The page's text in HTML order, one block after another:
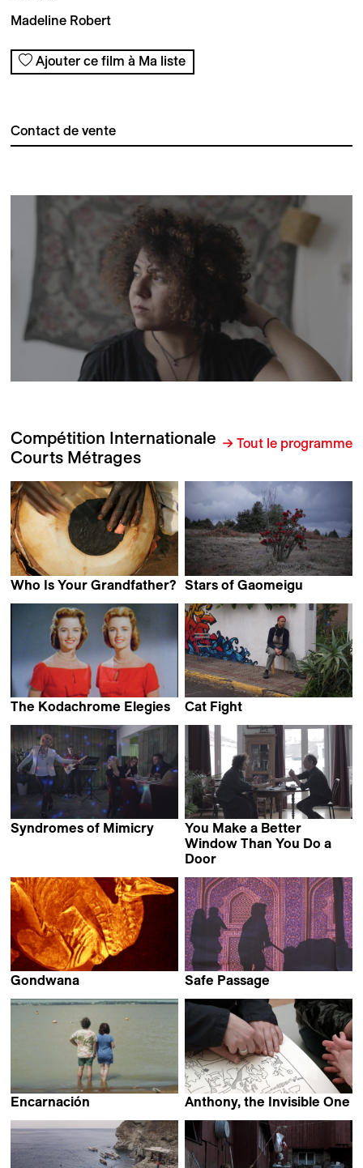
Madeline Robert
Ajouter ce film à Ma liste
Contact de vente
Compétition Internationale
Courts Métrages
→ Tout le programme
Who Is Your Grandfather?
Sunjha Kim
Stars of Gaomeigu
The Kodachrome Elegies
Cat Fight
Syndromes of Mimicry
You Make a Better
Window Than You Do a
Door
Gondwana
Safe Passage
Encarnación
Anthony, the Invisible One
Maya Kosa